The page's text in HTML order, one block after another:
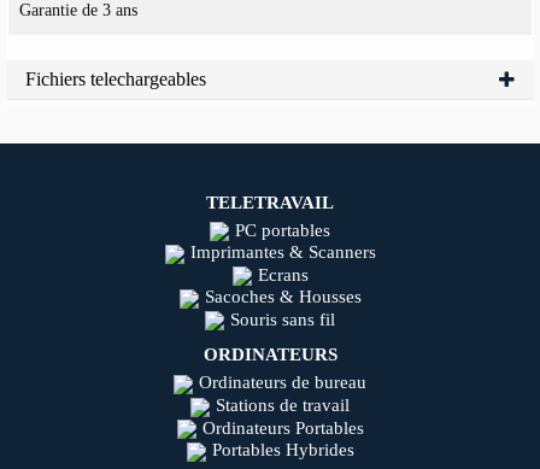
Garantie de 3 ans
Fichiers telechargeables
TELETRAVAIL
PC portables
Imprimantes & Scanners
Ecrans
Sacoches & Housses
Souris sans fil
ORDINATEURS
Ordinateurs de bureau
Stations de travail
Ordinateurs Portables
Portables Hybrides